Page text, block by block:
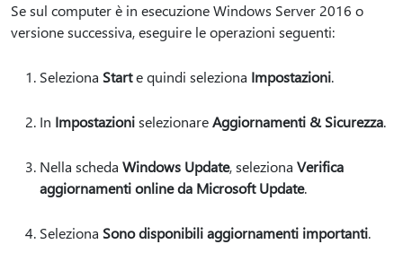
Se sul computer è in esecuzione Windows Server 2016 o
versione successiva, eseguire le operazioni seguenti:
Seleziona Starte quindi seleziona Impostazioni.
In ImpostazioniselezionareAggiornamenti & Sicurezza.
Nella scheda Windows Update, seleziona Verifica
aggiornamenti online da Microsoft Update.
Seleziona Sono disponibili aggiornamenti importanti.